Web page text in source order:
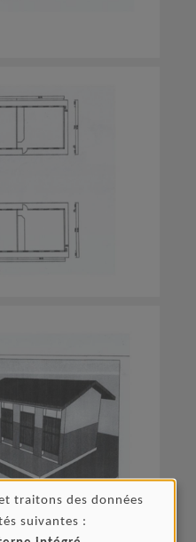
traitons des données
suivantes :